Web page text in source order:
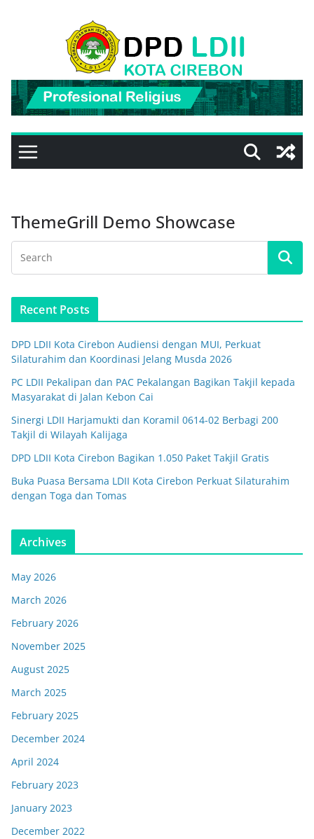
ThemeGrill Demo Showcase
Recent Posts
DPD LDII Kota Cirebon Audiensi dengan MUI, Perkuat
Silaturahim dan Koordinasi Jelang Musda 2026
PC LDII Pekalipan dan PAC Pekalangan Bagikan Takjil kepada
Masyarakat di Jalan Kebon Cai
Sinergi LDII Harjamukti dan Koramil 0614-02 Berbagi 200
Takjil di Wilayah Kalijaga
DPD LDII Kota Cirebon Bagikan 1.050 Paket Takjil Gratis
Buka Puasa Bersama LDII Kota Cirebon Perkuat Silaturahim
dengan Toga dan Tomas
Archives
May 2026
March 2026
February 2026
November 2025
August 2025
March 2025
February 2025
December 2024
April 2024
February 2023
January 2023
December 2022